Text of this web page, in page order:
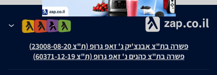
פשרה בת"צ אבנצ'יק נ' זאפ גרופ (ת"צ 23008-08-20)
פשרה בת"צ כהנים נ' זאפ גרופ (ת"צ 60371-12-19)